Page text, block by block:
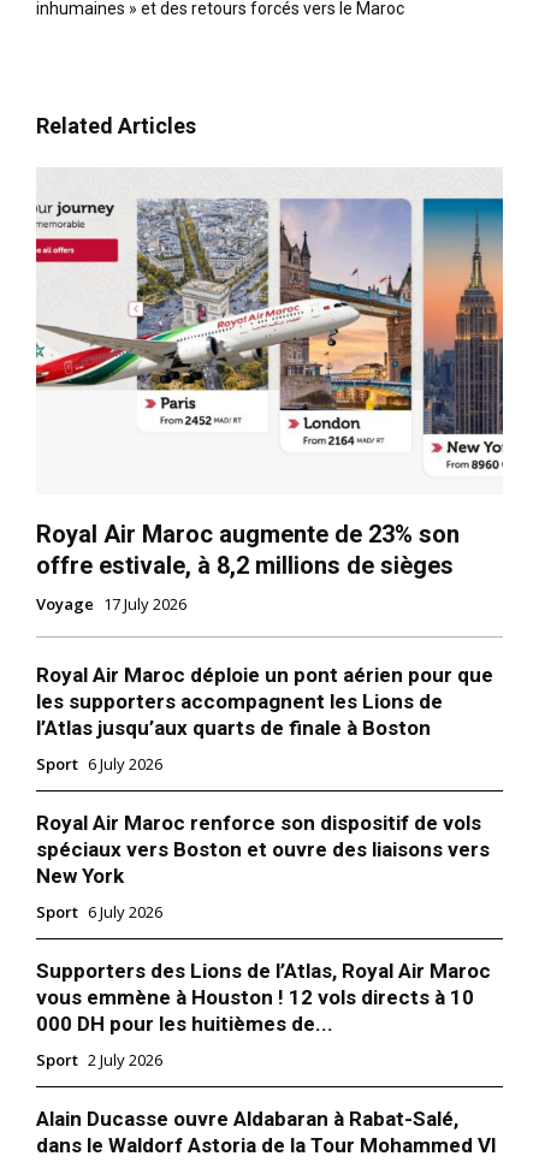
inhumaines » et des retours forcés vers le Maroc
Related Articles
Royal Air Maroc augmente de 23% son
offre estivale, à 8,2 millions de sièges
Voyage 17 July 2026
Royal Air Maroc déploie un pont aérien pour que
les supporters accompagnent les Lions de
l’Atlas jusqu’aux quarts de finale à Boston
Sport 6 July 2026
Royal Air Maroc renforce son dispositif de vols
spéciaux vers Boston et ouvre des liaisons vers
New York
Sport 6 July 2026
Supporters des Lions de l’Atlas, Royal Air Maroc
vous emmène à Houston ! 12 vols directs à 10
000 DH pour les huitièmes de...
Sport 2 July 2026
Alain Ducasse ouvre Aldabaran à Rabat-Salé,
dans le Waldorf Astoria de la Tour Mohammed VI